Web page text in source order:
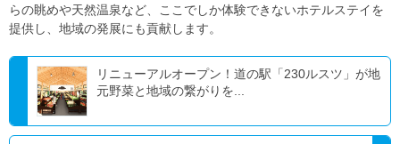
らの眺めや天然温泉など、ここでしか体験できないホテルステイを
提供し、地域の発展にも貢献します。
リニューアルオープン！道の駅「230ルスツ」が地
元野菜と地域の繋がりを...